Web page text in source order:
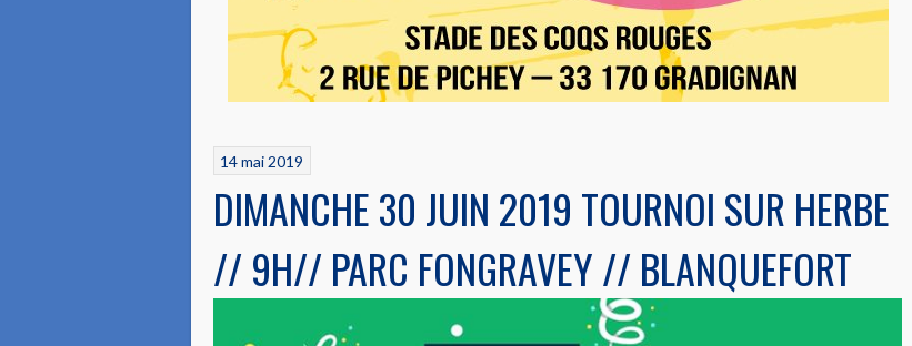
14 mai 2019
DIMANCHE 30 JUIN 2019 TOURNOI SUR HERBE
// 9H// PARC FONGRAVEY // BLANQUEFORT